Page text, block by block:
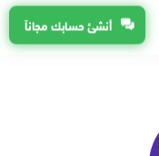
أنشئ حسابك مجاناً